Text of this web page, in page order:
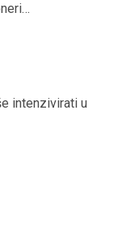
intenzivirati u